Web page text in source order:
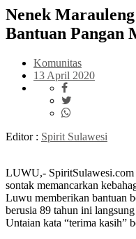
Nenek
Bantuan Pangan
Komunitas
13 April 2020
Editor : Spirit Sulawesi
LUWU,- SpiritSulawesi.com
sontak memancarkan
Luwu memberikan bantuan
berusia 89 tahun ini
Untaian kata “terima kasih”